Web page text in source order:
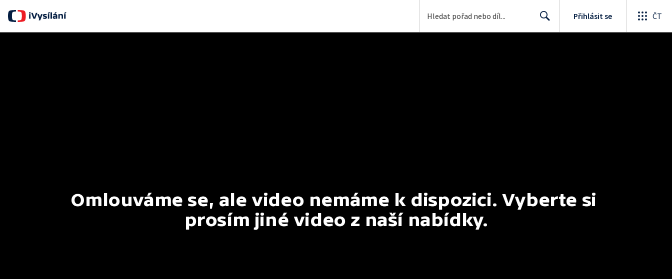
Přihlásit se ČT
Omlouváme se, ale video nemáme k dispozici. Vyberte si
prosím jiné video z naší nabídky.